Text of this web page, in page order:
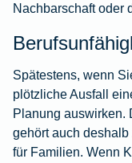
Nachbarschaft oder
Spätestens, wenn
plötzliche Ausfall
Planung auswirken.
gehört auch
für Familien. Wenn